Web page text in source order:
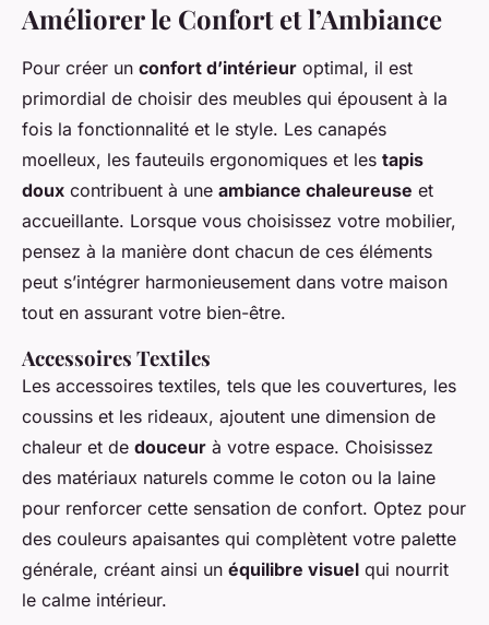
Améliorer le Confort et l’Ambiance
Pour créer un confort d’intérieur optimal, il est
primordial de choisir des meubles qui épousent à la
fois la fonctionnalité et le style. Les canapés
moelleux, les fauteuils ergonomiques et les tapis
doux contribuent à une ambiance chaleureuse et
accueillante. Lorsque vous choisissez votre mobilier,
pensez à la manière dont chacun de ces éléments
peut s’intégrer harmonieusement dans votre maison
tout en assurant votre bien-être.
Accessoires Textiles
Les accessoires textiles, tels que les couvertures, les
coussins et les rideaux, ajoutent une dimension de
chaleur et de douceur à votre espace. Choisissez
des matériaux naturels comme le coton ou la laine
pour renforcer cette sensation de confort. Optez pour
des couleurs apaisantes qui complètent votre palette
générale, créant ainsi un équilibre visuel qui nourrit
le calme intérieur.